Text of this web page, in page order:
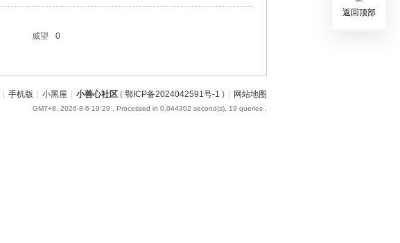
威望
0
| 手机版 | 小黑屋 | 小善心社区 ( 鄂ICP备2024042591号-1 ) | 网站地图
返回顶部
GMT+8, 2026-8-6 19:29 , Processed in 0.044302 second(s), 19 queries .